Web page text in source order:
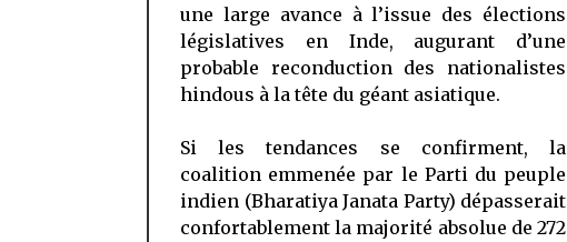
une large avance à l’issue des élections
législatives en Inde, augurant d’une
probable reconduction des nationalistes
hindous à la tête du géant asiatique.
Si les tendances se confirment, la
coalition emmenée par le Parti du peuple
indien (Bharatiya Janata Party) dépasserait
confortablement la majorité absolue de 272